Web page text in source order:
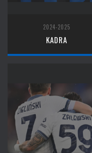
2024-2025
KADRA